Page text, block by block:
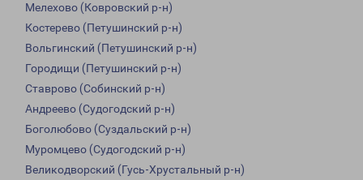
Мелехово (Ковровский р-н)
Костерево (Петушинский р-н)
Вольгинский (Петушинский р-н)
Городищи (Петушинский р-н)
Ставрово (Собинский р-н)
Андреево (Судогодский р-н)
Боголюбово (Суздальский р-н)
Муромцево (Судогодский р-н)
Великодворский (Гусь-Хрустальный р-н)